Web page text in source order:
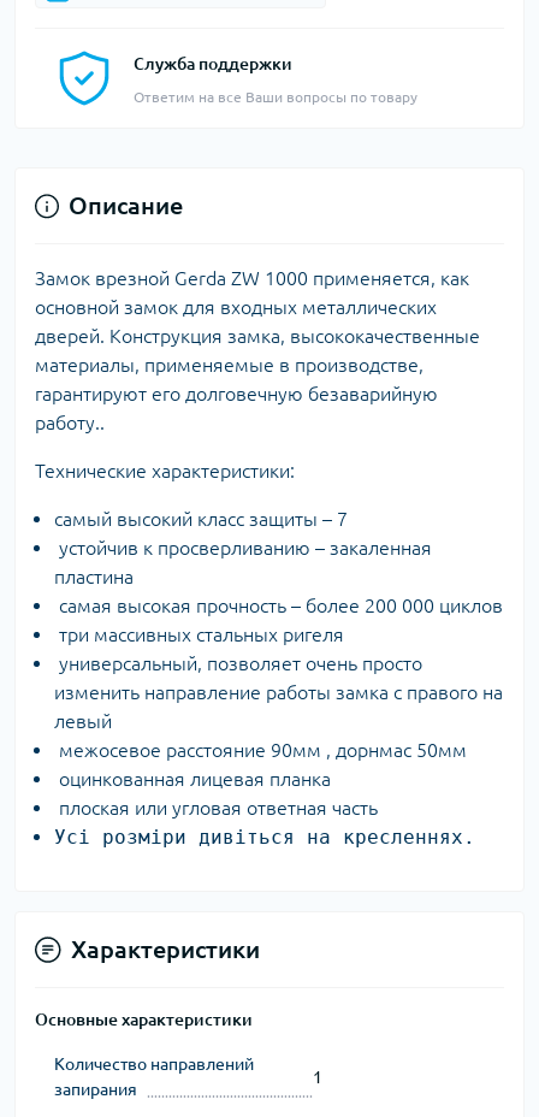
Служба поддержки
Ответим на все Ваши вопросы по товару
Описание
Замок врезной Gerda ZW 1000 применяется, как
основной замок для входных металлических
дверей. Конструкция замка, высококачественные
материалы, применяемые в производстве,
гарантируют его долговечную безаварийную
работу..
Технические характеристики:
самый высокий класс защиты – 7
устойчив к просверливанию – закаленная
пластина
самая высокая прочность – более 200 000 циклов
три массивных стальных ригеля
универсальный, позволяет очень просто
изменить направление работы замка с правого на
левый
межосевое расстояние 90мм , дорнмас 50мм
оцинкованная лицевая планка
плоская или угловая ответная часть
Усі розміри дивіться на кресленнях.
Характеристики
Основные характеристики
Количество направлений
запирания
1